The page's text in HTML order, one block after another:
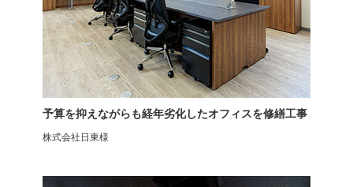
前傾チルト機能付き エルゴノ
ミクスチェア オフィスチェア
オフィスチェア GR-002 背
中・座面オールメッシュ
予算を抑えながらも経年劣化したオフィスを修繕工事
株式会社日東様